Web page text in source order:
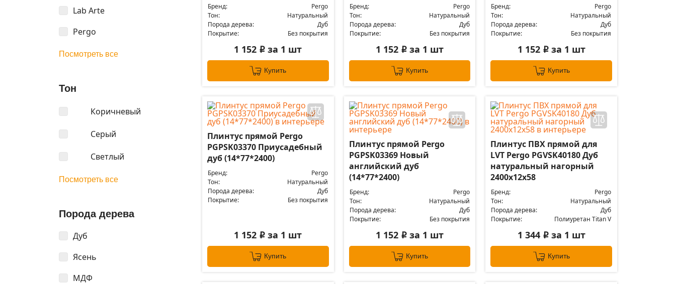
Lab Arte
Pergo
Посмотреть все
Тон
Коричневый
Серый
Светлый
Посмотреть все
Порода дерева
Дуб
Ясень
МДФ
Бренд:
Pergo
Тон:
Натуральный
Порода дерева:
Дуб
Покрытие:
Без покрытия
1 152 i за 1 шт
Купить
Бренд:
Pergo
Тон:
Натуральный
Порода дерева:
Дуб
Покрытие:
Без покрытия
1 152 iза 1 шт
Купить
Бренд:
Pergo
Тон:
Натуральный
Порода дерева:
Дуб
Покрытие:
Без покрытия
1 152 iза 1 шт
Купить
Плинтус прямой Pergo
PGPSK03370 Приусадебный
дуб (14*77*2400)
Бренд:
Pergo
Тон:
Натуральный
Порода дерева:
Дуб
Покрытие:
Без покрытия
1 152 i за 1 шт
Купить
Плинтус прямой Pergo
PGPSK03369 Новый
английский дуб
(14*77*2400)
Бренд:
Pergo
Тон:
Натуральный
Порода дерева:
Дуб
Покрытие:
Без покрытия
1 152 iза 1 шт
Купить
Плинтус ПВХ прямой для
LVT Pergo PGVSK40180 Дуб
натуральный нагорный
2400х12х58
Бренд:
Pergo
Тон:
Натуральный
Порода дерева:
Дуб
Покрытие:
Полиуретан Titan V
1 344 iза 1 шт
Купить